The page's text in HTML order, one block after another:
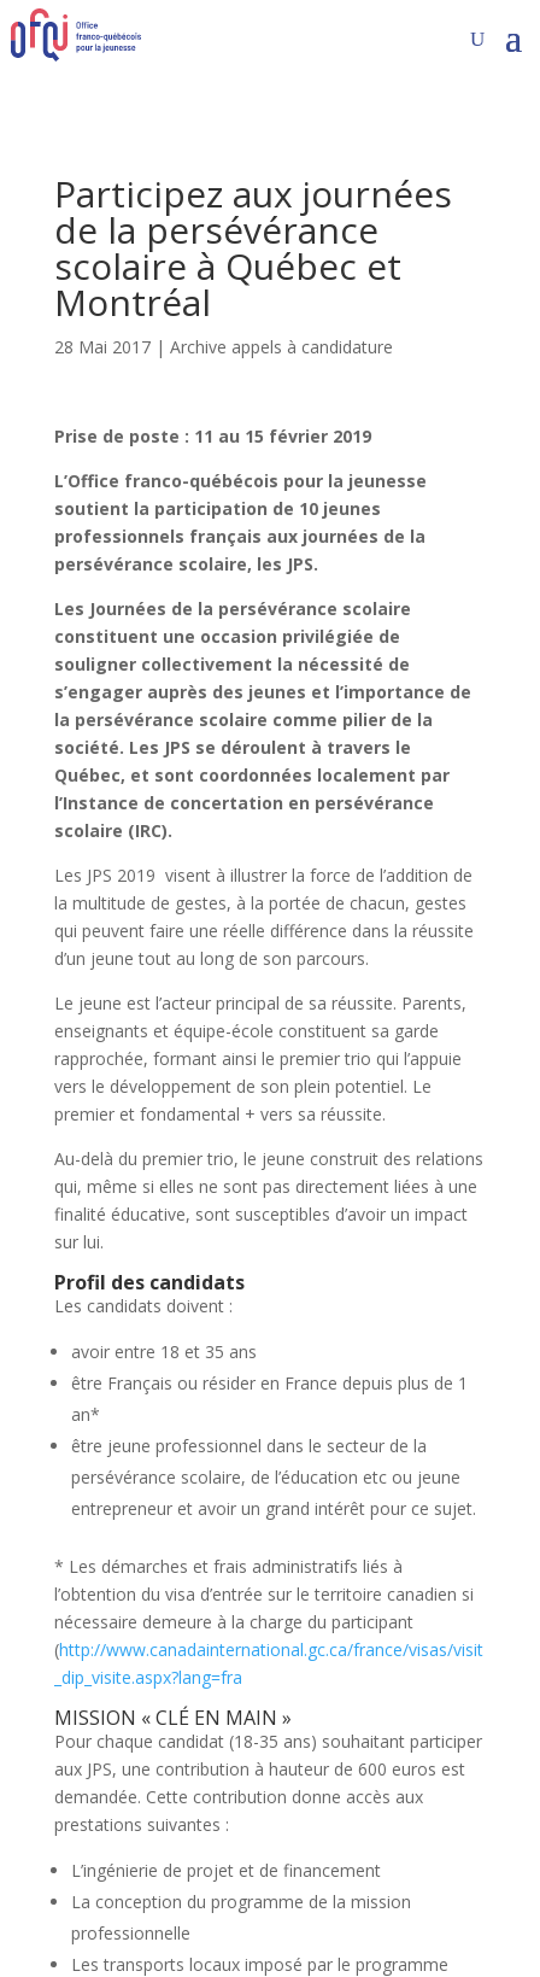
Participez aux journées
de la persévérance
scolaire à Québec et
Montréal
28 Mai 2017| Archive appels à candidature
Prise de poste : 11 au 15 février 2019
L’Office franco-québécois pour la jeunesse
soutient la participation de 10 jeunes
professionnels français aux journées de la
persévérance scolaire, les JPS.
Les Journées de la persévérance scolaire
constituent une occasion privilégiée de
souligner collectivement la nécessité de
s’engager auprès des jeunes et l’importance de
la persévérance scolaire comme pilier de la
société. Les JPS se déroulent à travers le
Québec, et sont coordonnées localement par
l’Instance de concertation en persévérance
scolaire (IRC).
Les JPS 2019 visent à illustrer la force de l’addition de
la multitude de gestes, à la portée de chacun, gestes
qui peuvent faire une réelle différence dans la réussite
d’un jeune tout au long de son parcours.
Le jeune est l’acteur principal de sa réussite. Parents,
enseignants et équipe-école constituent sa garde
rapprochée, formant ainsi le premier trio qui l’appuie
vers le développement de son plein potentiel. Le
premier et fondamental + vers sa réussite.
Au-delà du premier trio, le jeune construit des relations
qui, même si elles ne sont pas directement liées à une
finalité éducative, sont susceptibles d’avoir un impact
sur lui.
Profil des candidats
Les candidats doivent :
avoir entre 18 et 35 ans
être Français ou résider en France depuis plus de 1
an*
être jeune professionnel dans le secteur de la
persévérance scolaire, de l’éducation etc ou jeune
entrepreneur et avoir un grand intérêt pour ce sujet.
* Les démarches et frais administratifs liés à
l’obtention du visa d’entrée sur le territoire canadien si
nécessaire demeure à la charge du participant
(http://www.canadainternational.gc.ca/france/visas/visit
_dip_visite.aspx?lang=fra
MISSION « CLÉ EN MAIN »
Pour chaque candidat (18-35 ans) souhaitant participer
aux JPS, une contribution à hauteur de 600 euros est
demandée. Cette contribution donne accès aux
prestations suivantes :
L’ingénierie de projet et de financement
La conception du programme de la mission
professionnelle
Les transports locaux imposé par le programme